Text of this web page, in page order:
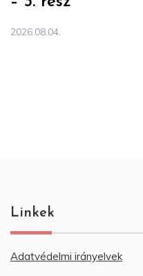
2026.08.04.
Linkek
Adatvédelmi irányelvek